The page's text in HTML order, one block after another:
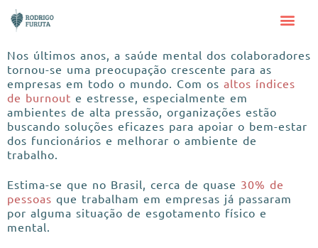
Nos últimos anos, a saúde mental dos colaboradores
tornou-se uma preocupação crescente para as
empresas em todo o mundo. Com os altos índices
de burnout e estresse, especialmente em
ambientes de alta pressão, organizações estão
buscando soluções eficazes para apoiar o bem-estar
dos funcionários e melhorar o ambiente de
trabalho.
Estima-se que no Brasil, cerca de quase 30% de
pessoas que trabalham em empresas já passaram
por alguma situação de esgotamento físico e
mental.